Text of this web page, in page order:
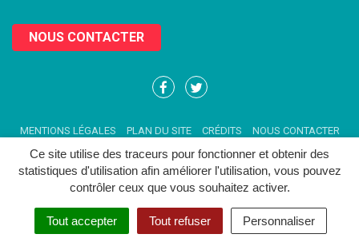
Ce site utilise des traceurs pour fonctionner et obtenir des
statistiques d'utilisation afin améliorer l'utilisation, vous pouvez
contrôler ceux que vous souhaitez activer.
Tout accepter Tout refuser Personnaliser
NOUS CONTACTER
Lien
compte
Facebook
Lien
compte
Twitter
MENTIONS LÉGALES PLAN DU SITE CRÉDITS NOUS CONTACTER